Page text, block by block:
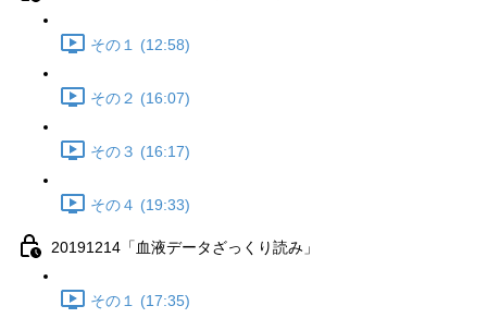
その１ (12:58)
その２ (16:07)
その３ (16:17)
その４ (19:33)
20191214「血液データざっくり読み」
その１ (17:35)